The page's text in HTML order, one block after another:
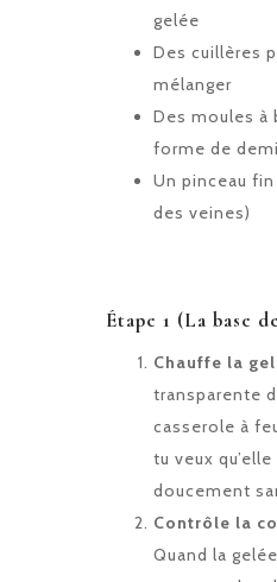
gelée
Des cuillères
mélanger
Des moules à
forme de
Un pinceau
des veines)
Étape 1 (La base
Chauffe la
transparente
casserole à
tu veux
doucement
Contrôle la
Quand la